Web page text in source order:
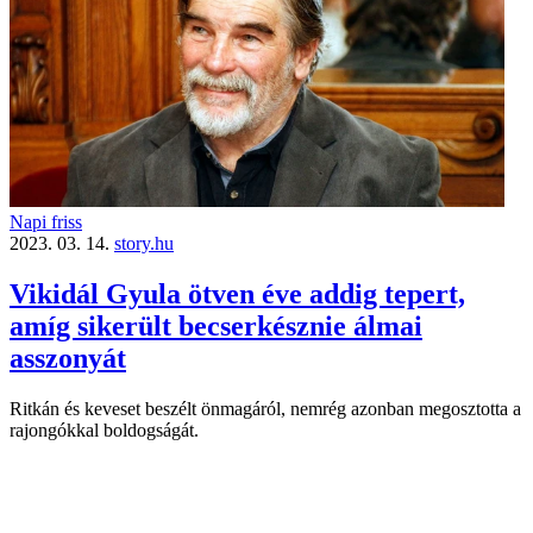
Napi friss
2023. 03. 14. story.hu
Vikidál Gyula ötven éve addig tepert,
amíg sikerült becserkésznie álmai
asszonyát
Ritkán és keveset beszélt önmagáról, nemrég azonban megosztotta a
rajongókkal boldogságát.